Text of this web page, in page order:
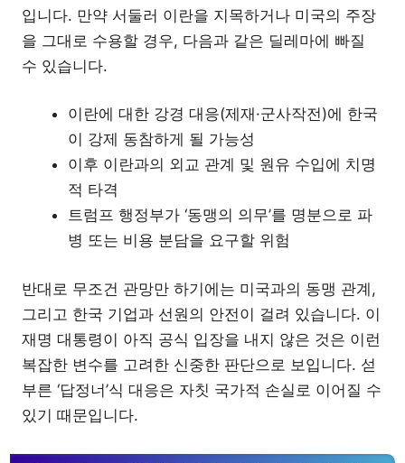
입니다. 만약 서둘러 이란을 지목하거나 미국의 주장
을 그대로 수용할 경우, 다음과 같은 딜레마에 빠질
수 있습니다.
이란에 대한 강경 대응(제재·군사작전)에 한국
이 강제 동참하게 될 가능성
이후 이란과의 외교 관계 및 원유 수입에 치명
적 타격
트럼프 행정부가 ‘동맹의 의무’를 명분으로 파
병 또는 비용 분담을 요구할 위험
반대로 무조건 관망만 하기에는 미국과의 동맹 관계,
그리고 한국 기업과 선원의 안전이 걸려 있습니다. 이
재명 대통령이 아직 공식 입장을 내지 않은 것은 이런
복잡한 변수를 고려한 신중한 판단으로 보입니다. 섣
부른 ‘답정너’식 대응은 자칫 국가적 손실로 이어질 수
있기 때문입니다.